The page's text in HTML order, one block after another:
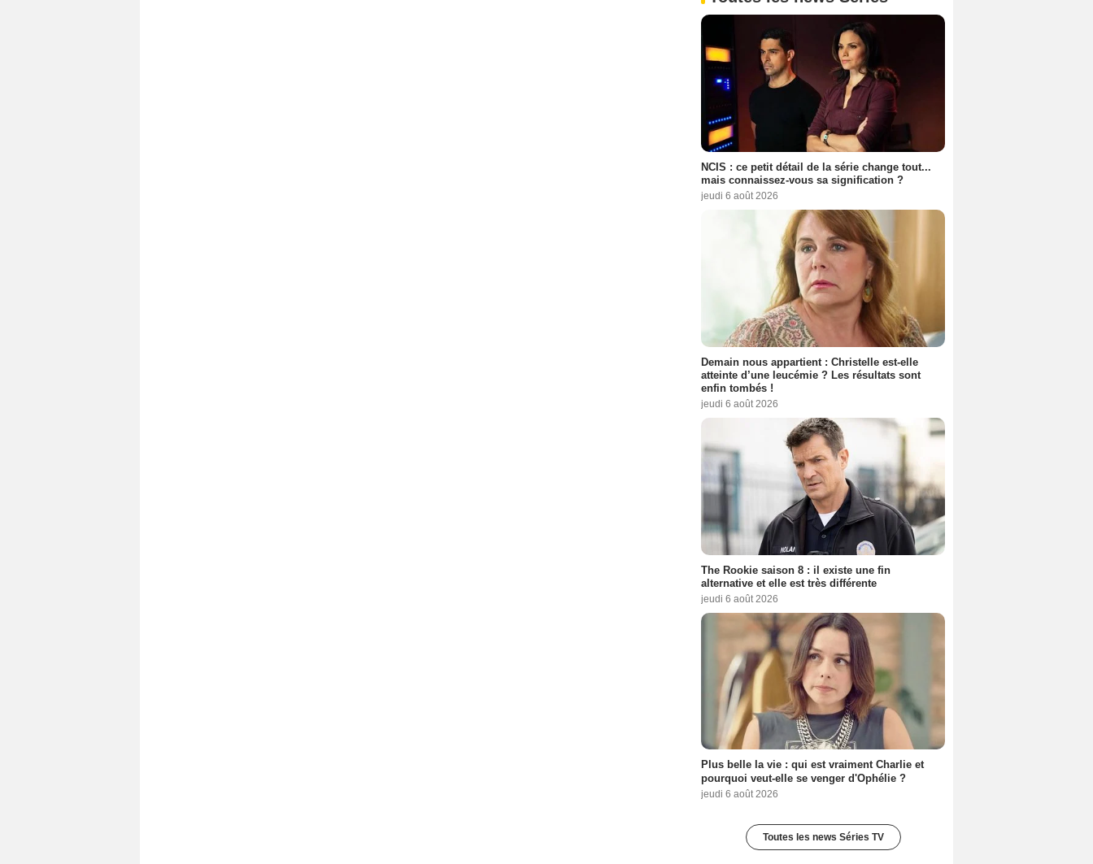
NCIS : ce petit détail de la série change tout...
mais connaissez-vous sa signification ?
jeudi 6 août 2026
Demain nous appartient : Christelle est-elle
atteinte d’une leucémie ? Les résultats sont
enfin tombés !
jeudi 6 août 2026
The Rookie saison 8 : il existe une fin
alternative et elle est très différente
jeudi 6 août 2026
Plus belle la vie : qui est vraiment Charlie et
pourquoi veut-elle se venger d'Ophélie ?
jeudi 6 août 2026
Toutes les news Séries TV